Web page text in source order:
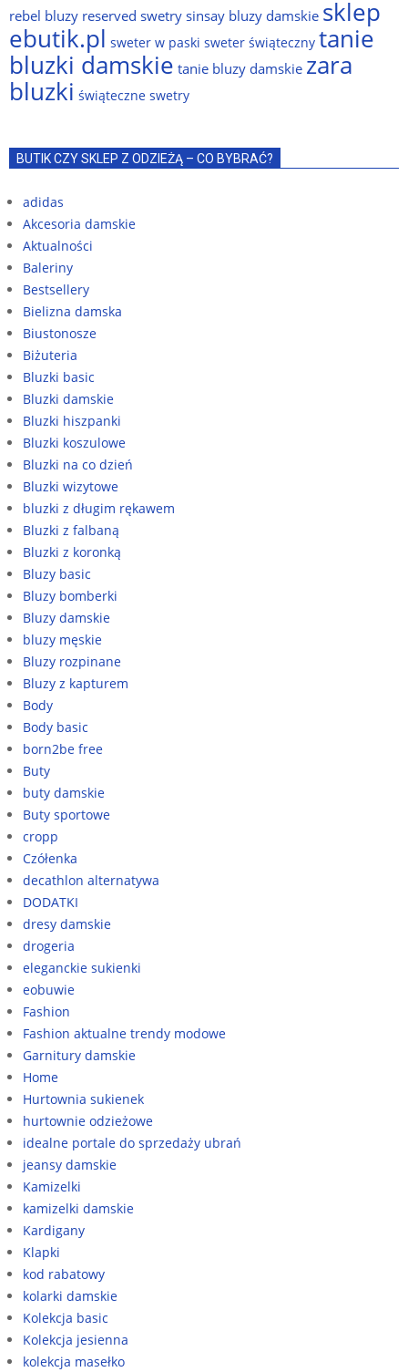
rebel bluzy reserved swetrysinsay bluzy damskie sklep
ebutik.pl sweter w paski sweter świąteczny tanie
bluzki damskie tanie bluzy damskie zara
bluzki świąteczne swetry
BUTIK CZY SKLEP Z ODZIEŻĄ – CO BYBRAĆ?
adidas
Akcesoria damskie
Aktualności
Baleriny
Bestsellery
Bielizna damska
Biustonosze
Biżuteria
Bluzki basic
Bluzki damskie
Bluzki hiszpanki
Bluzki koszulowe
Bluzki na co dzień
Bluzki wizytowe
bluzki z długim rękawem
Bluzki z falbaną
Bluzki z koronką
Bluzy basic
Bluzy bomberki
Bluzy damskie
bluzy męskie
Bluzy rozpinane
Bluzy z kapturem
Body
Body basic
born2be free
Buty
buty damskie
Buty sportowe
cropp
Czółenka
decathlon alternatywa
DODATKI
dresy damskie
drogeria
eleganckie sukienki
eobuwie
Fashion
Fashion aktualne trendy modowe
Garnitury damskie
Home
Hurtownia sukienek
hurtownie odzieżowe
idealne portale do sprzedaży ubrań
jeansy damskie
Kamizelki
kamizelki damskie
Kardigany
Klapki
kod rabatowy
kolarki damskie
Kolekcja basic
Kolekcja jesienna
kolekcja masełko